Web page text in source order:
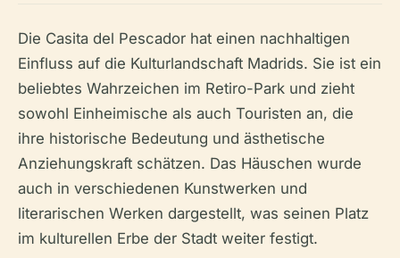
Die Casita del Pescador hat einen nachhaltigen
Einfluss auf die Kulturlandschaft Madrids. Sie ist ein
beliebtes Wahrzeichen im Retiro-Park und zieht
sowohl Einheimische als auch Touristen an, die
ihre historische Bedeutung und ästhetische
Anziehungskraft schätzen. Das Häuschen wurde
auch in verschiedenen Kunstwerken und
literarischen Werken dargestellt, was seinen Platz
im kulturellen Erbe der Stadt weiter festigt.